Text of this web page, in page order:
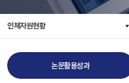
인체자원현황
논문활용성과